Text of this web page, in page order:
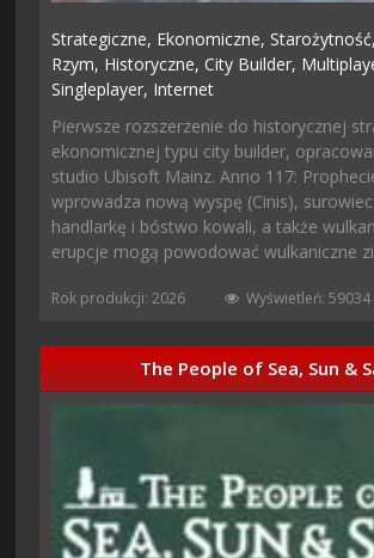
Strategiczne, Ekonomiczne,
Rzym, Historyczne,City Builder,
Singleplayer, Internet
Pierwsze rozszerzenie do historycznej
ekonomicznej typu city builder,
studio Ubisoft Mainz. Anno 117:
wprowadza nową wyspę (Cinis),
handlarkę i bóstwo kowali, a także
erupcje mogą powodować wulkaniczne
Rok produkcji: 2026 Wyświetleń: 59034
The People of Sea, Sun &